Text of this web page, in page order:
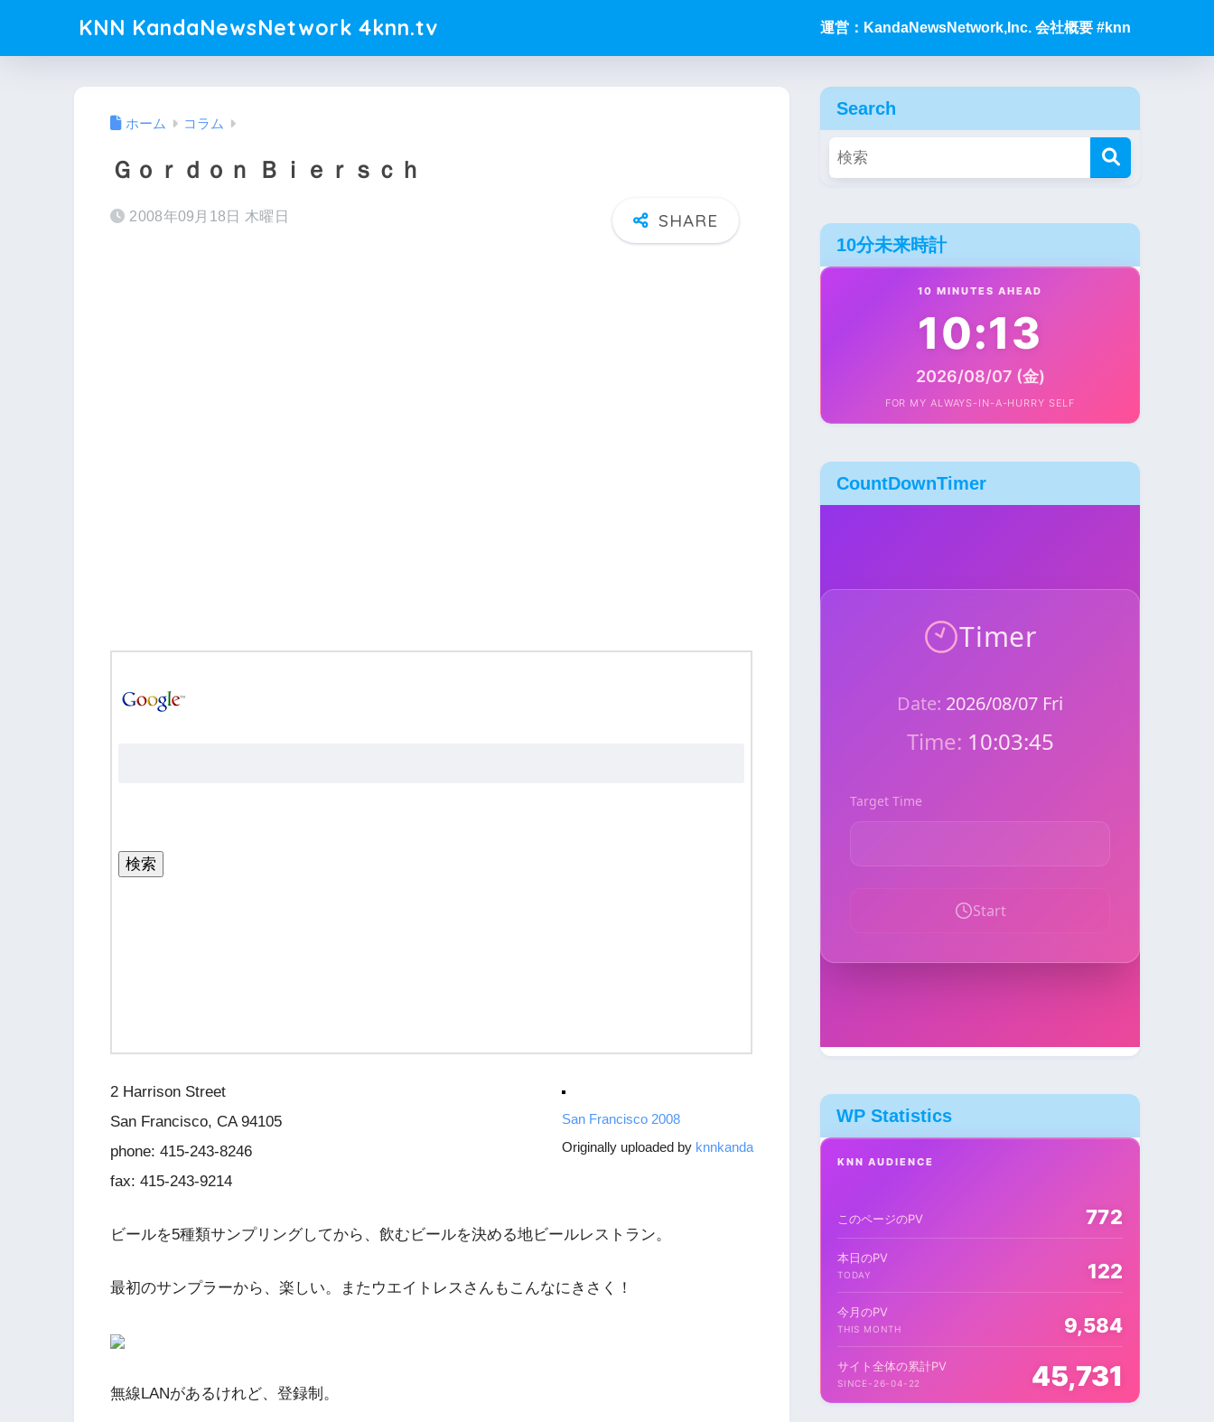
KNN KandaNewsNetwork 4knn.tv 運営：KandaNewsNetwork,Inc. 会社概要 #knn
ホーム コラム
Ｇｏｒｄｏｎ Ｂｉｅｒｓｃｈ
2008年09月18日 木曜日
San Francisco 2008
Originally uploaded by knnkanda
2 Harrison Street
San Francisco, CA 94105
phone: 415-243-8246
fax: 415-243-9214
ビールを5種類サンプリングしてから、飲むビールを決める地ビールレストラン。
最初のサンプラーから、楽しい。またウエイトレスさんもこんなにきさく！
無線LANがあるけれど、登録制。
Search
10分未来時計
10 MINUTES AHEAD
10:13
2026/08/07 (金)
FOR MY ALWAYS-IN-A-HURRY SELF
CountDownTimer
WP Statistics
KNN AUDIENCE
このページのPV 772
本日のPV
TODAY 122
今月のPV
THIS MONTH 9,584
サイト全体の累計PV
SINCE-26-04-22 45,731